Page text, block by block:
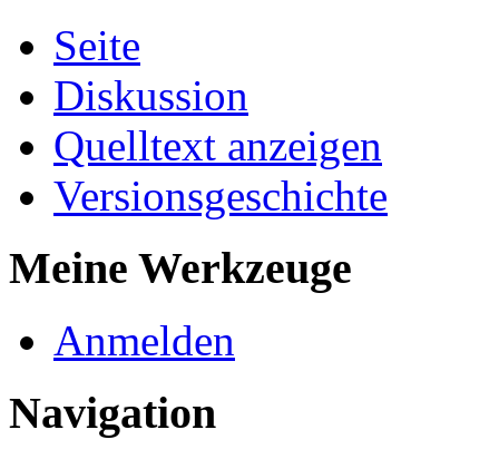
Seite
Diskussion
Quelltext anzeigen
Versionsgeschichte
Meine Werkzeuge
Anmelden
Navigation